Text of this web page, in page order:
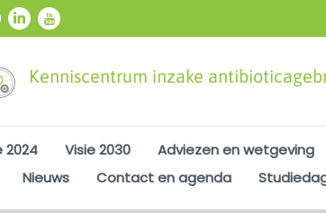
Kenniscentrum inzake
2024 Visie 2030 Adviezen en wetgeving
Nieuws Contact en agenda